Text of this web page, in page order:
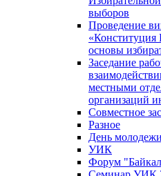
выборов
Проведение
«Конституция
основы
Заседание
местными
организаций
Совместное
Разное
День молодежи
УИК
Форум